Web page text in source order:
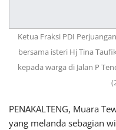
Ketua Fraksi PDI
bersama isteri Hj Tina
kepada warga di Jalan P
PENAKALTENG, Muara
yang melanda sebagian